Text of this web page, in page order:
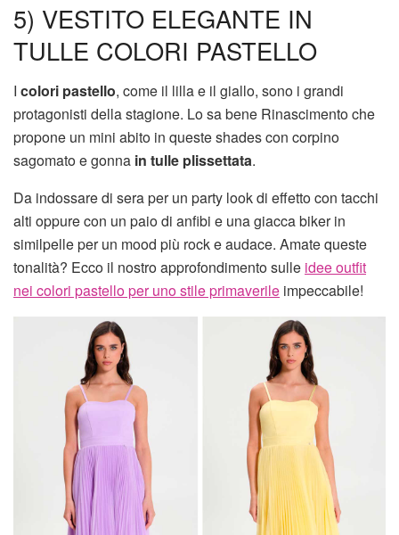
5) VESTITO ELEGANTE IN
TULLE COLORI PASTELLO
I colori pastello, come il lilla e il giallo, sono i grandi
protagonisti della stagione. Lo sa bene Rinascimento che
propone un mini abito in queste shades con corpino
sagomato e gonna in tulle plissettata.
Da indossare di sera per un party look di effetto con tacchi
alti oppure con un paio di anfibi e una giacca biker in
similpelle per un mood più rock e audace. Amate queste
tonalità? Ecco il nostro approfondimento sulle idee outfit
nei colori pastello per uno stile primaverile impeccabile!